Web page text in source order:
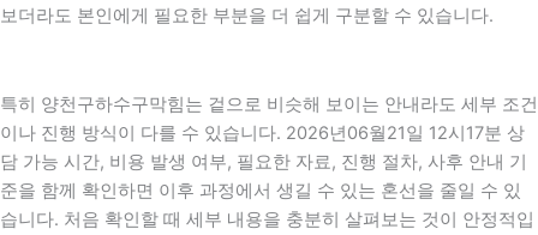
보더라도 본인에게 필요한 부분을 더 쉽게 구분할 수 있습니다.
특히 양천구하수구막힘는 겉으로 비슷해 보이는 안내라도 세부 조건
이나 진행 방식이 다를 수 있습니다. 2026년06월21일 12시17분 상
담 가능 시간, 비용 발생 여부, 필요한 자료, 진행 절차, 사후 안내 기
준을 함께 확인하면 이후 과정에서 생길 수 있는 혼선을 줄일 수 있
습니다. 처음 확인할 때 세부 내용을 충분히 살펴보는 것이 안정적입